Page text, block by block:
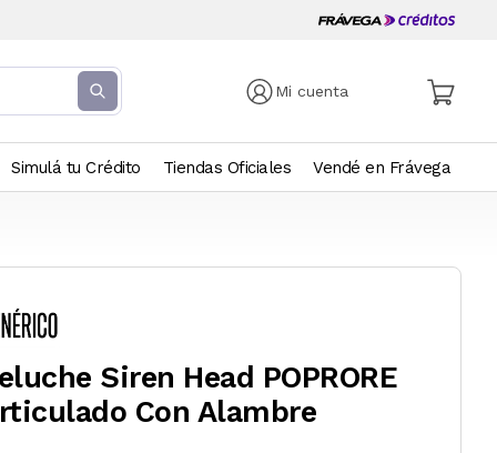
Mi cuenta
Simulá tu Crédito Tiendas Oficiales Vendé en Frávega
Siren Head POPRORE
Con Alambre